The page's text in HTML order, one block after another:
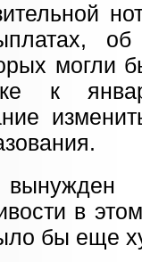
об
могли
к
в
бы еще